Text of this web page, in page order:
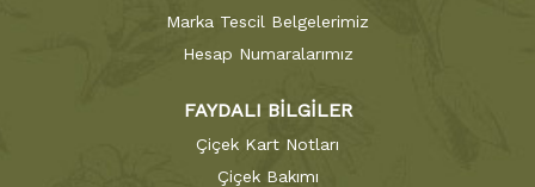
Marka Tescil Belgelerimiz
Hesap Numaralarımız
FAYDALI BİLGİLER
Çiçek Kart Notları
Çiçek Bakımı